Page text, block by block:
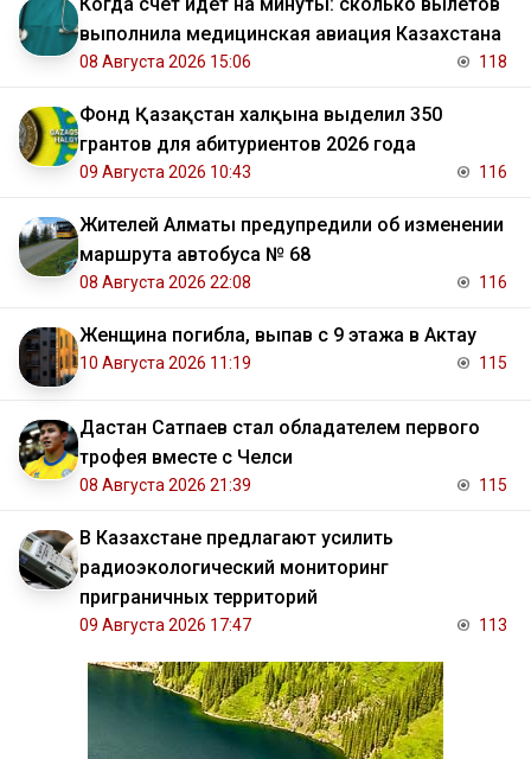
Когда счет идет на минуты: сколько вылетов
выполнила медицинская авиация Казахстана
08 Августа 2026 15:06 118
Фонд Қазақстан халқына выделил 350
грантов для абитуриентов 2026 года
09 Августа 2026 10:43 116
Жителей Алматы предупредили об изменении
маршрута автобуса № 68
08 Августа 2026 22:08 116
Женщина погибла, выпав с 9 этажа в Актау
10 Августа 2026 11:19 115
Дастан Сатпаев стал обладателем первого
трофея вместе с Челси
08 Августа 2026 21:39 115
В Казахстане предлагают усилить
радиоэкологический мониторинг
приграничных территорий
09 Августа 2026 17:47 113